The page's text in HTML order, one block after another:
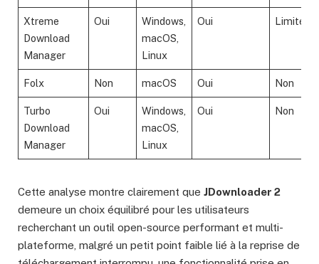
Xtreme
Download
Manager
Oui
Windows,
macOS,
Linux
Oui Limitée
Folx Non macOS Oui Non
Turbo
Download
Manager
Oui
Windows,
macOS,
Linux
Oui Non
Cette analyse montre clairement que JDownloader 2
demeure un choix équilibré pour les utilisateurs
recherchant un outil open-source performant et multi-
plateforme, malgré un petit point faible lié à la reprise de